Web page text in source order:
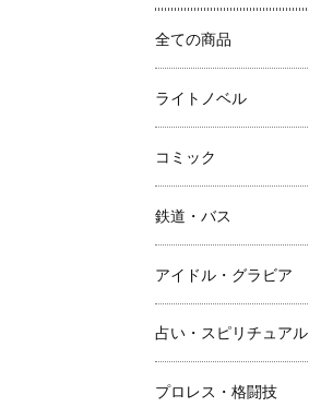
全ての商品
ライトノベル
コミック
鉄道・バス
アイドル・グラビア
占い・スピリチュアル
プロレス・格闘技